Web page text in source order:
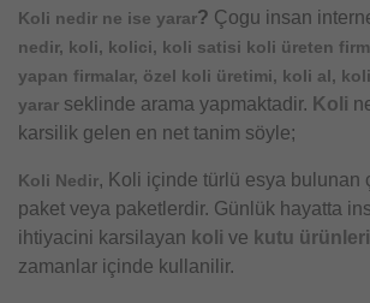
Koli nedir ne ise yarar? Çogu insan
nedir, koli, kolici, koli satisi koli üreten
yapan firmalar, özel koli üretimi, koli al,
yarar seklinde arama yapmaktadir. Koli
karsilik gelen en net tanim söyle;
Koli Nedir, Koli içinde türlü esya bulunan
paket veya paketlerdir. Günlük hayatta
ihtiyacini karsilayan koli ve kutu ürünleri
zamanlar içinde kullanilir.